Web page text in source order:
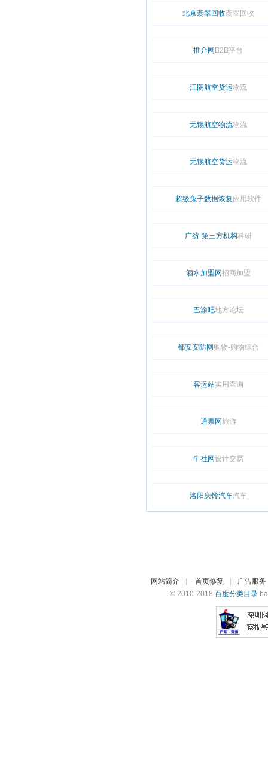
北京翡翠回收翡翠回收
推介网 B2B平台
江阴航空货运物流
无锡航空物流物流
无锡航空货运物流
超级兔子数据恢复 应用软件
广纺-第三方机构科研
酒水加盟网招商加盟
巴渝吧地方论坛
都安安防网 购物-购物综合
客运站实用查询
通票网旅游
牛社网设计交易
洛阳庆铃汽车汽车
网站简介 首页修复
广告服务
© 2010-2018 百度分类目录